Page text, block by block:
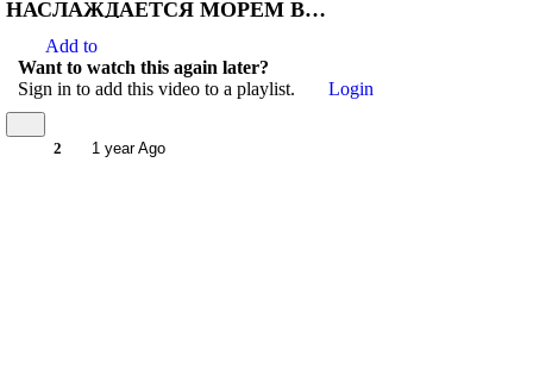
НАСЛАЖДАЕТСЯ МОРЕМ В
#мариупольвидео #мариупольсейчас
Add to
Want to watch this again later?
Sign in to add this video to a playlist.
Login
2 1 year Ago